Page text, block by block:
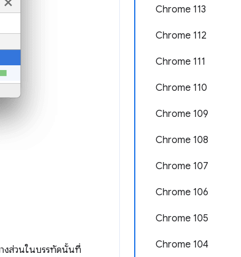
Chrome 113
Chrome 112
Chrome 111
Chrome 110
Chrome 109
Chrome 108
Chrome 107
Chrome 106
Chrome 105
Chrome 104
งส่วนในบรรทัดนั้นที่